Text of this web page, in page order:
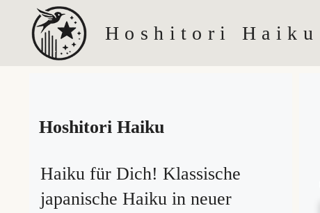
Inhalt
springen
Hoshitori Haiku
Hoshitori Haiku
Haiku für Dich! Klassische
japanische Haiku in neuer